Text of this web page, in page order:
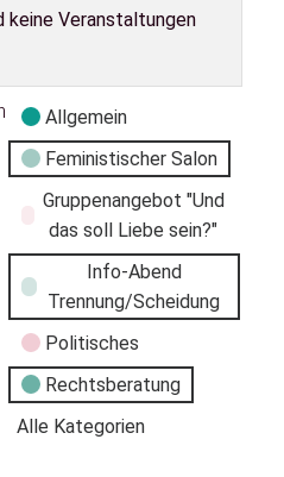
keine Veranstaltungen
Allgemein
Feministischer Salon
Gruppenangebot "Und
das soll Liebe sein?"
Info-Abend
Trennung/Scheidung
Politisches
Rechtsberatung
Alle Kategorien